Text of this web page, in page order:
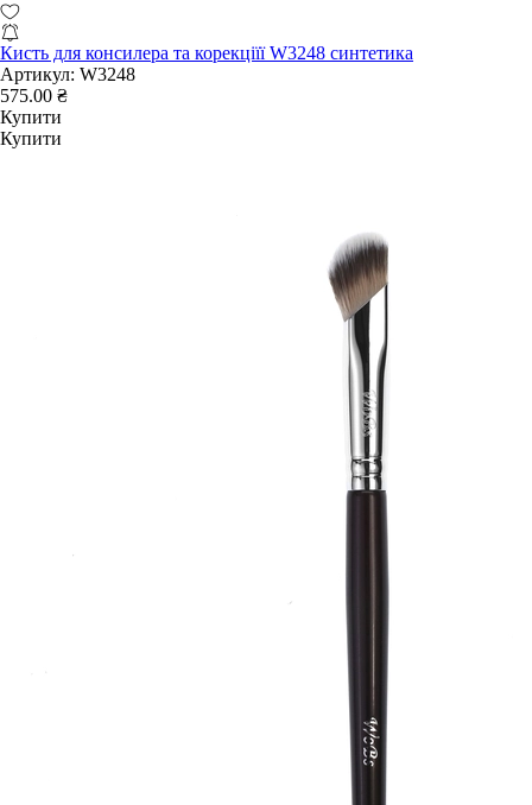
Кисть для консилера та корекціїї W3248 синтетика
Артикул: W3248
575.00 ₴
Купити
Купити